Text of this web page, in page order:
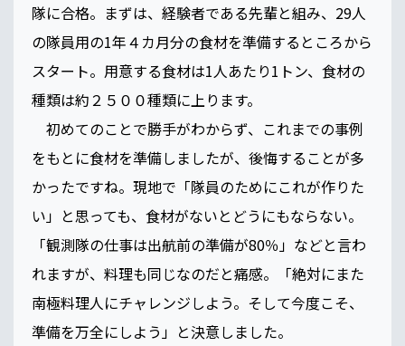
隊に合格。まずは、経験者である先輩と組み、29人
の隊員用の1年４カ月分の食材を準備するところから
スタート。用意する食材は1人あたり1トン、食材の
種類は約２５００種類に上ります。
初めてのことで勝手がわからず、これまでの事例
をもとに食材を準備しましたが、後悔することが多
かったですね。現地で「隊員のためにこれが作りた
い」と思っても、食材がないとどうにもならない。
「観測隊の仕事は出航前の準備が80％」などと言わ
れますが、料理も同じなのだと痛感。「絶対にまた
南極料理人にチャレンジしよう。そして今度こそ、
準備を万全にしよう」と決意しました。